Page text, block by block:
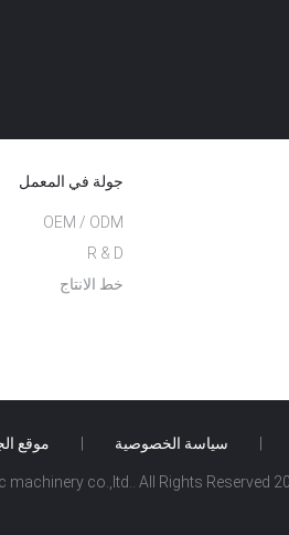
جولة في المعمل
خط الانتاج
OEM / ODM
R & D
سياسة الخصوصية موقع